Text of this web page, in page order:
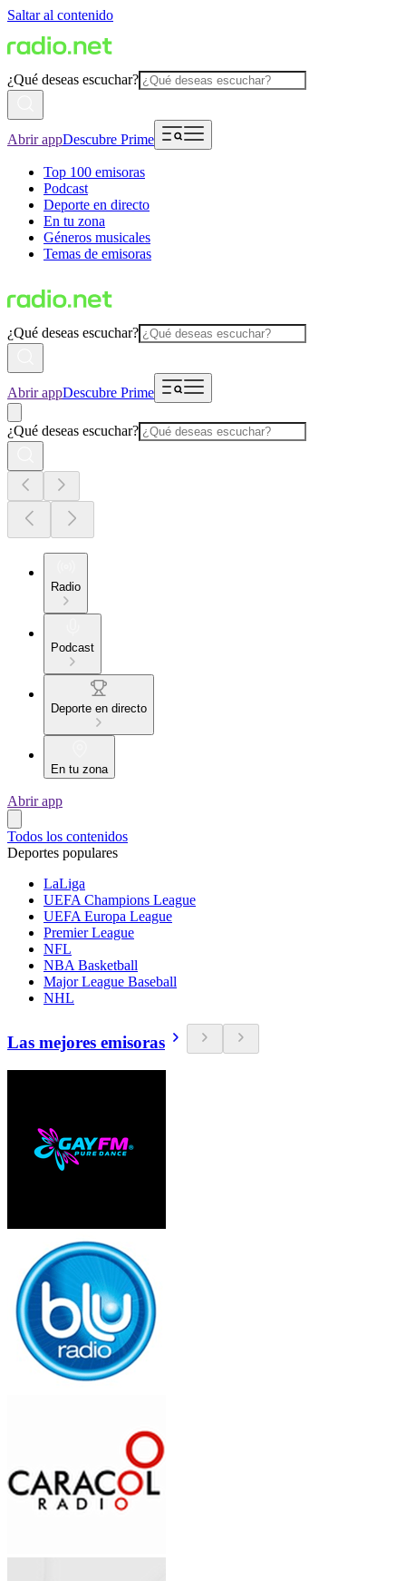
Saltar al contenido
¿Qué deseas escuchar?
Abrir appDescubre Prime
Top 100 emisoras
Podcast
Deporte en directo
En tu zona
Géneros musicales
Temas de emisoras
¿Qué deseas escuchar?
Abrir appDescubre Prime
¿Qué deseas escuchar?
Radio
Podcast
Deporte en directo
En tu zona
Abrir app
Todos los contenidos
Deportes populares
LaLiga
UEFA Champions League
UEFA Europa League
Premier League
NFL
NBA Basketball
Major League Baseball
NHL
Las mejores emisoras